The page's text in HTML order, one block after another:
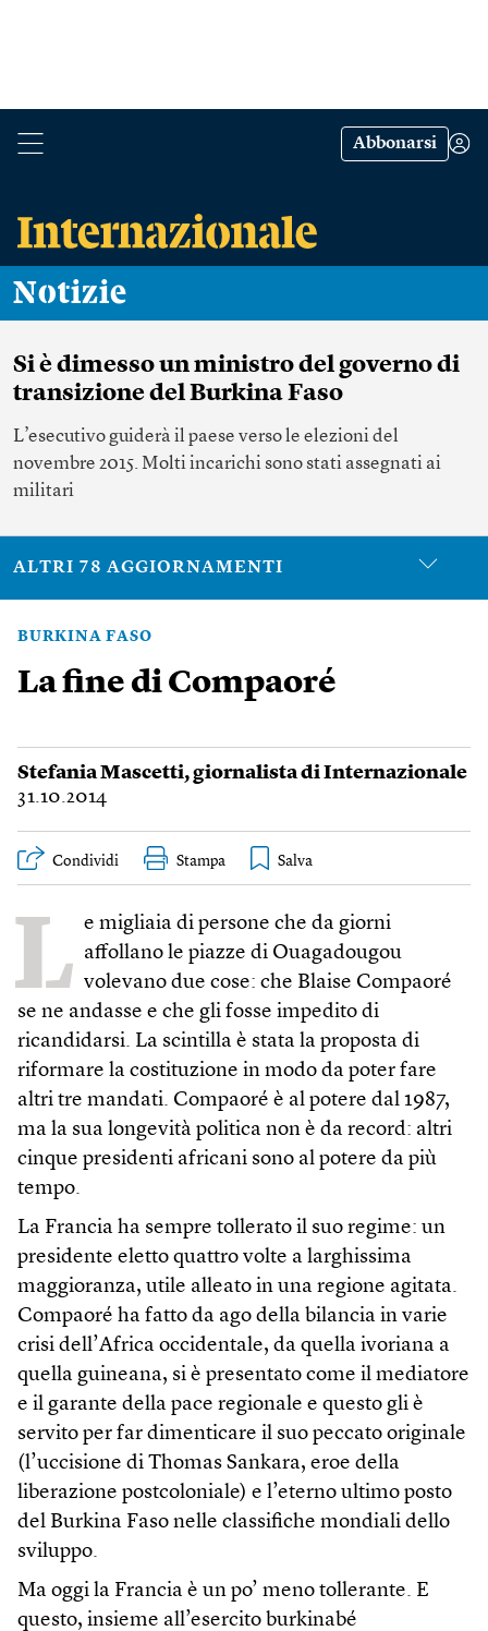
Abbonarsi
Notizie
Si è dimesso un ministro del governo di
transizione del Burkina Faso
L’esecutivo guiderà il paese verso le elezioni del
novembre 2015. Molti incarichi sono stati assegnati ai
militari
ALTRI 78 AGGIORNAMENTI
BURKINA FASO
La fine di Compaoré
Stefania Mascetti, giornalista di Internazionale
31.10.2014
Condividi Stampa
L e migliaia di persone che da giorni
affollano le piazze di Ouagadougou
volevano due cose: che Blaise Compaoré
se ne andasse e che gli fosse impedito di
ricandidarsi. La scintilla è stata la proposta di
riformare la costituzione in modo da poter fare
altri tre mandati. Compaoré è al potere dal 1987,
ma la sua longevità politica non è da record: altri
cinque presidenti africani sono al potere da più
tempo.
La Francia ha sempre tollerato il suo regime: un
presidente eletto quattro volte a larghissima
maggioranza, utile alleato in una regione agitata.
Compaoré ha fatto da ago della bilancia in varie
crisi dell’Africa occidentale, da quella ivoriana a
quella guineana, si è presentato come il mediatore
e il garante della pace regionale e questo gli è
servito per far dimenticare il suo peccato originale
(l’uccisione di Thomas Sankara, eroe della
liberazione postcoloniale) e l’eterno ultimo posto
del Burkina Faso nelle classifiche mondiali dello
sviluppo.
Ma oggi la Francia è un po’ meno tollerante. E
questo, insieme all’esercito burkinabé